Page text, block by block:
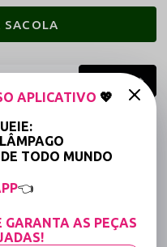
(Varejo)*
(Varejo)
APLICATIVO 💖
TODO MUNDO
👈
GARANTA AS PEÇAS